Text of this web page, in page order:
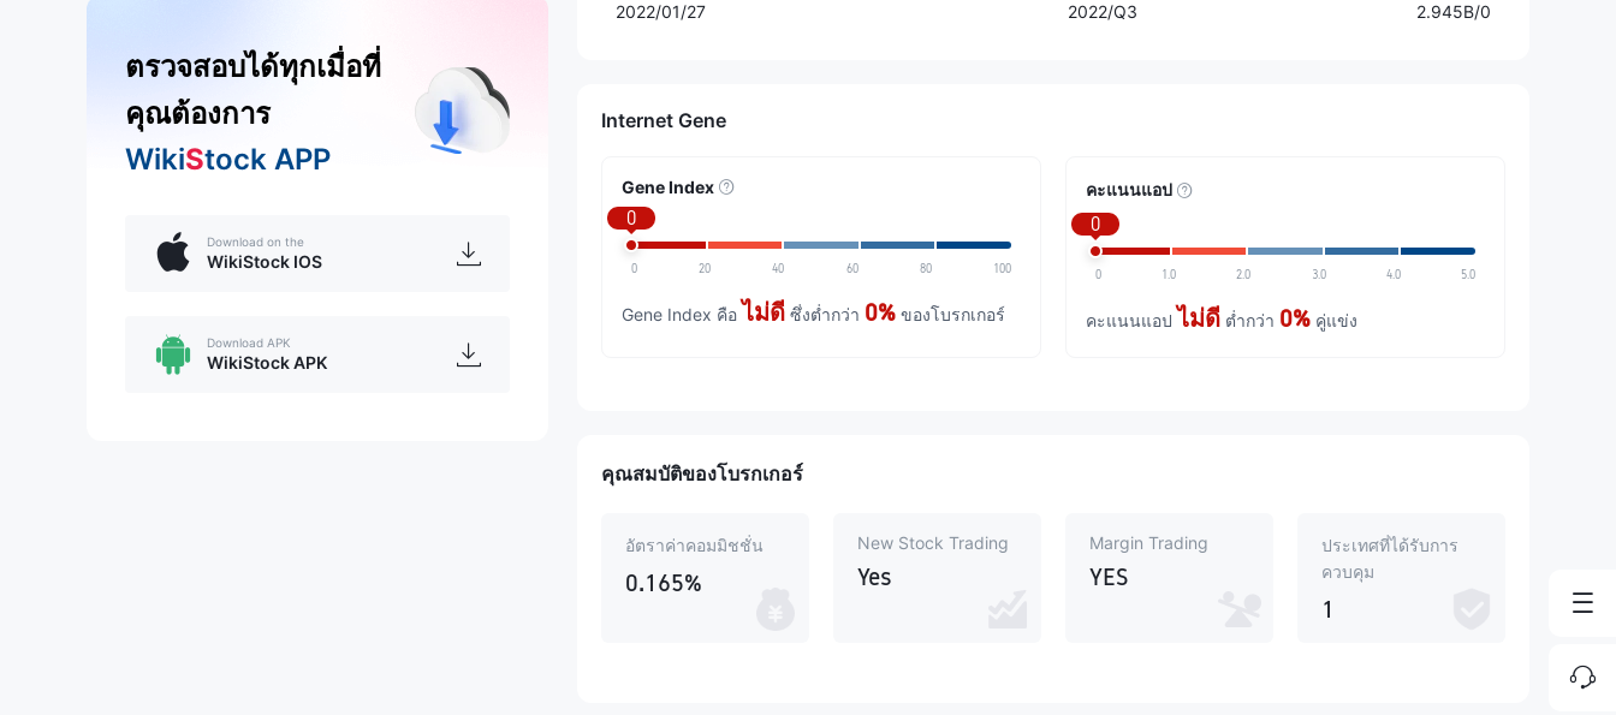
ตรวจสอบได้ทุกเมื่อที่
คุณต้องการ
WikiStock APP
Download on the
WikiStock IOS
Download APK
WikiStock APK
2022/01/27 2022/Q3 2.945B/0
Internet Gene
Gene Index
0
0 20 40 60 80 100
Gene Index คือ ไม่ดี ซึ่งต่ำกว่า 0% ของโบรกเกอร์
คะแนนแอป
0
0 1.0 2.0 3.0 4.0 5.0
คะแนนแอป ไม่ดี ต่ำกว่า 0% คู่แข่ง
คุณสมบัติของโบรกเกอร์
อัตราค่าคอมมิชชั่น
0.165%
New Stock Trading
Yes
Margin Trading
YES
ประเทศที่ได้รับการ
ควบคุม
1